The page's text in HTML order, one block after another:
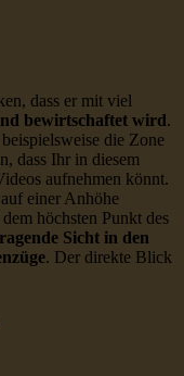
dass er mit viel
bewirtschaftet wird.
die Zone
dass Ihr in diesem
aufnehmen könnt.
einer Anhöhe
höchsten Punkt des
Sicht in den
. Der direkte Blick